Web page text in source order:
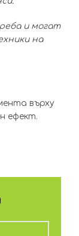
и могат
на
върху
ефект.